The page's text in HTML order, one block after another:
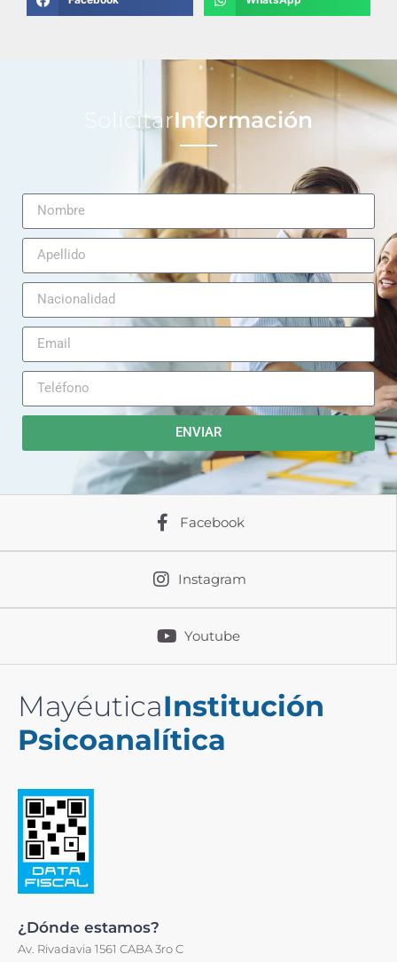
SolicitarInformación
ENVIAR
Facebook
Instagram
Youtube
MayéuticaInstitución
Psicoanalítica
¿Dónde estamos?
Av. Rivadavia 1561 CABA 3ro C